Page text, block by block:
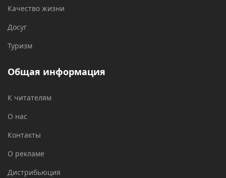
Качество жизни
Досуг
Туризм
Общая информация
К читателям
О нас
Контакты
О рекламе
Дистрибьюция